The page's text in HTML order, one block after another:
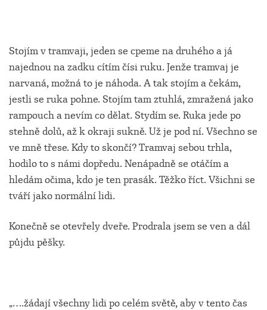
Stojím v tramvaji, jeden se cpeme na druhého a já
najednou na zadku cítím čísi ruku. Jenže tramvaj je
narvaná, možná to je náhoda. A tak stojím a čekám,
jestli se ruka pohne. Stojím tam ztuhlá, zmražená jako
rampouch a nevím co dělat. Stydím se. Ruka jede po
stehně dolů, až k okraji sukně. Už je pod ní. Všechno se
ve mně třese. Kdy to skončí? Tramvaj sebou trhla,
hodilo to s námi dopředu. Nenápadně se otáčím a
hledám očima, kdo je ten prasák. Těžko říct. Všichni se
tváří jako normální lidi.
Konečně se otevřely dveře. Prodrala jsem se ven a dál
půjdu pěšky.
„….žádají všechny lidi po celém světě, aby v tento čas